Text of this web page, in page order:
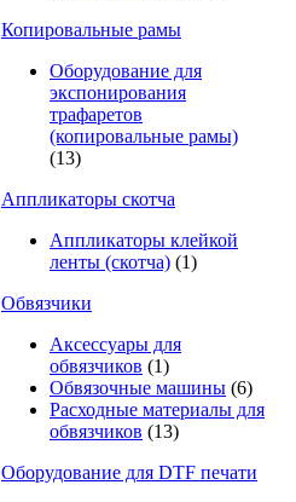
Копировальные рамы
Оборудование для
экспонирования
трафаретов
(копировальные рамы)
(13)
Аппликаторы скотча
Аппликаторы клейкой
ленты (скотча) (1)
Обвязчики
Аксессуары для
обвязчиков (1)
Обвязочные машины (6)
Расходные материалы для
обвязчиков (13)
Оборудование для DTF печати